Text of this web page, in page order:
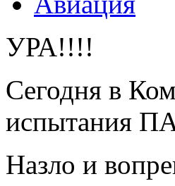
УРА!!!!
Сегодня в
испытания
Назло и